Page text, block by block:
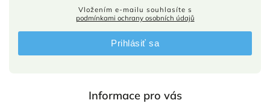
Informace pro vás
podmínkami ochrany osobních údajů
Prihlásiť sa